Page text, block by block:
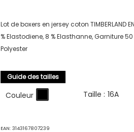
Lot de boxers en jersey coton TIMBERLAND
% Elastodiene, 8 % Elasthanne, Garniture
Polyester
Guide des tailles
Couleur Taille : 16A
EAN:3143167807239